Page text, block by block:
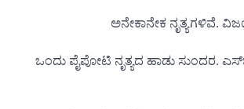
ಅನೇಕಾನೇಕ ನೃತ್ಯಗಳಿವೆ.
ಒಂದು ಪೈಪೋಟಿ ನೃತ್ಯದ ಹಾಡು ಸುಂದರ.